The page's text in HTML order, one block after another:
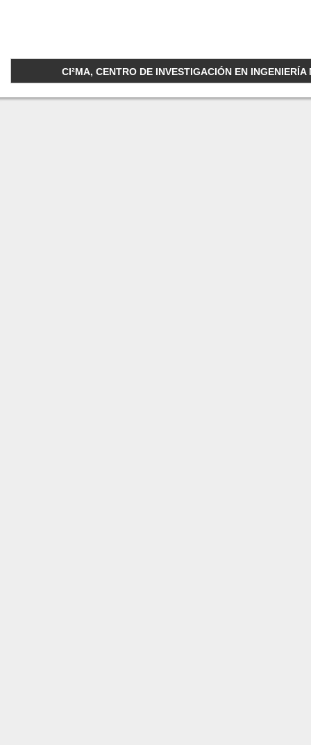
CI²MA, CENTRO DE INVESTIGACIÓN EN